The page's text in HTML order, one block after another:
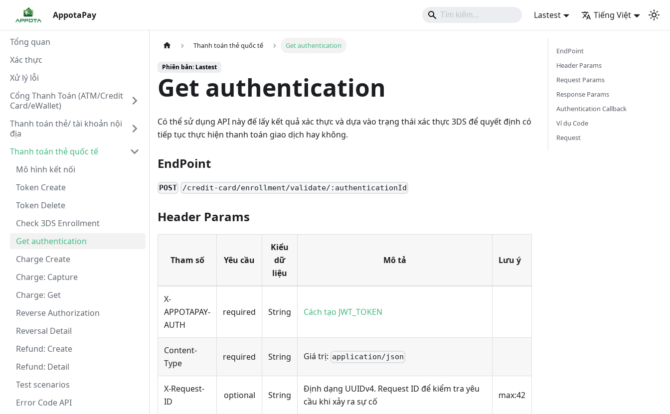
AppotaPay Lastest Tiếng Việt
Tổng quan
Xác thực
Xử lý lỗi
Cổng Thanh Toán (ATM/Credit
Card/eWallet)
Thanh toán thẻ/ tài khoản nội
địa
Thanh toán thẻ quốc tế
Mô hình kết nối
Token Create
Token Delete
Check 3DS Enrollment
Get authentication
Charge Create
Charge: Capture
Charge: Get
Reverse Authorization
Reversal Detail
Refund: Create
Refund: Detail
Test scenarios
Error Code API
Thanh toán thẻ quốc tế Get authentication
Phiên bản: Lastest
Get authentication
Có thể sử dụng API này đế lấy kết quả xác thực và dựa vào trạng thái xác thực 3DS để quyết định có
tiếp tục thực hiện thanh toán giao dịch hay không.
EndPoint
POST /credit-card/enrollment/validate/:authenticationId
Header Params
Tham số Yêu cầu
Kiểu
dữ
liệu
Mô tả Lưu ý
X-
APPOTAPAY-
AUTH
required String Cách tạo JWT_TOKEN
Content-
Type
required String Giá trị: application/json
X-Request-
ID
optional String
Định dạng UUIDv4. Request ID để kiểm tra yêu
cầu khi xảy ra sự cố
max:42
EndPoint
Header Params
Request Params
Response Params
Authentication Callback
Ví dụ Code
Request